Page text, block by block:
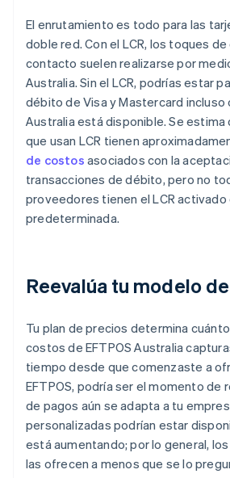
El enrutamiento es todo para las
doble red. Con el LCR, los toques
contacto suelen realizarse por
Australia. Sin el LCR, podrías estar
débito de Visa y Mastercard incluso
Australia está disponible. Se estima
que usan LCR tienen
de costos asociados con la
transacciones de débito, pero no
proveedores tienen el LCR
predeterminada.
Reevalúa tu modelo
Tu plan de precios determina
costos de EFTPOS Australia
tiempo desde que comenzaste a
EFTPOS, podría ser el momento de
de pagos aún se adapta a tu
personalizadas podrían estar
está aumentando; por lo general,
las ofrecen a menos que se lo